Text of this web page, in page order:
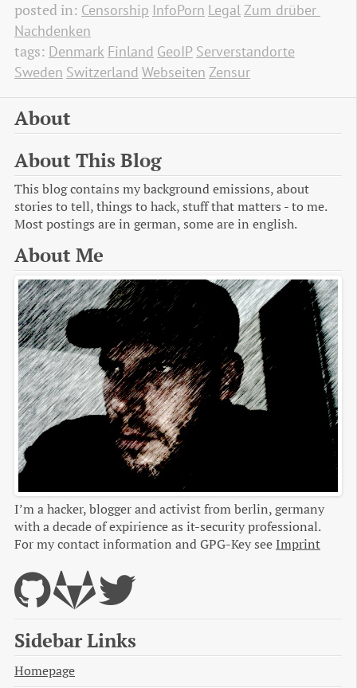
posted in: Censorship InfoPorn LegalZum drüber
Nachdenken
tags: Denmark Finland GeoIP Serverstandorte
Sweden Switzerland Webseiten Zensur
About
About This Blog
This blog contains my background emissions, about
stories to tell, things to hack, stuff that matters - to me.
Most postings are in german, some are in english.
About Me
I’m a hacker, blogger and activist from berlin, germany
with a decade of expirience as it-security professional.
For my contact information and GPG-Key see Imprint
Sidebar Links
Homepage